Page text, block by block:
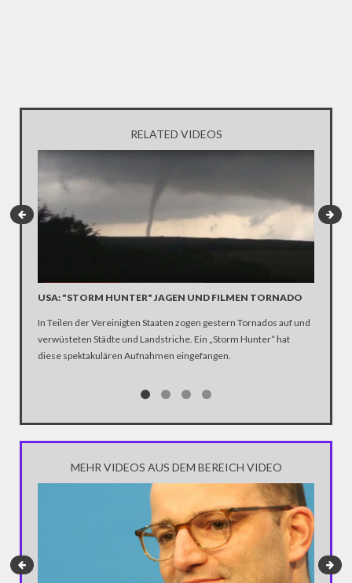
RELATED VIDEOS
USA: "STORM HUNTER" JAGEN UND FILMEN TORNADO
In Teilen der Vereinigten Staaten zogen gestern Tornados auf und
verwüsteten Städte und Landstriche. Ein „Storm Hunter“ hat
diese spektakulären Aufnahmen eingefangen.
MEHR VIDEOS AUS DEM BEREICH VIDEO